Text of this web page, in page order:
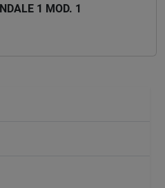
1 MOD. 1